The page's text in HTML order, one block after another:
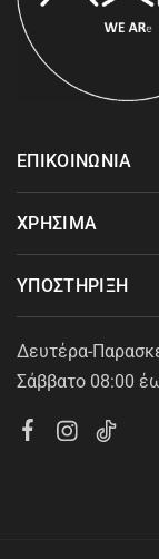
ΕΠΙΚΟΙΝΩΝΙΑ
ΧΡΗΣΙΜΑ
ΥΠΟΣΤΗΡΙΞΗ
Δευτέρα-
Σάββατο 08:00